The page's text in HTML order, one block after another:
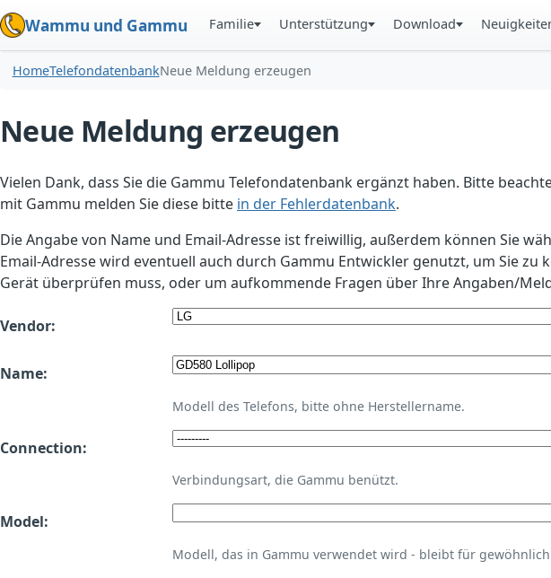
Wammu und Gammu Familie Unterstützung Download
HomeTelefondatenbankNeue Meldung erzeugen
Neue Meldung erzeugen
Vielen Dank, dass Sie die Gammu Telefondatenbank ergänzt haben. Bitte
mit Gammu melden Sie diese bitte in der Fehlerdatenbank.
Die Angabe von Name und Email-Adresse ist freiwillig, außerdem können Sie
Email-Adresse wird eventuell auch durch Gammu Entwickler genutzt, um Sie
Gerät überprüfen muss, oder um aufkommende Fragen über Ihre Angaben/
Vendor:
Name:
Modell des Telefons, bitte ohne Herstellername.
Connection:
Verbindungsart, die Gammu benützt.
Model:
Modell, das in Gammu verwendet wird - bleibt für gewöhnlich